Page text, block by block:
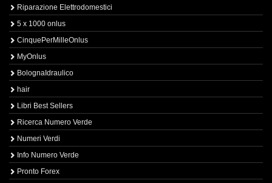
Riparazione Elettrodomestici
5 x 1000 onlus
CinquePerMilleOnlus
MyOnlus
BolognaIdraulico
hair
Libri Best Sellers
Ricerca Numero Verde
Numeri Verdi
Info Numero Verde
Pronto Forex